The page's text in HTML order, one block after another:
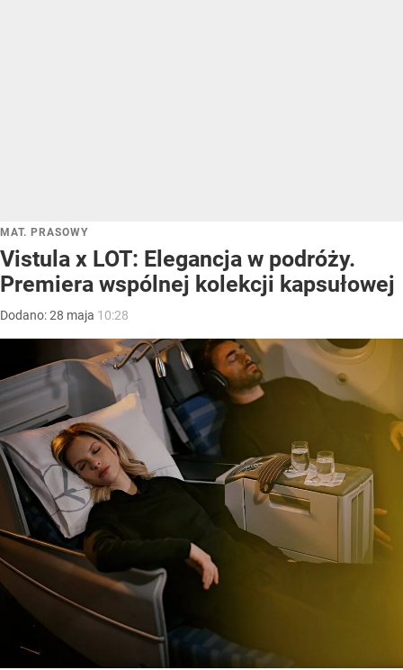
MAT. PRASOWY
Vistula x LOT: Elegancja w podróży.
Premiera wspólnej kolekcji kapsułowej
Dodano:28 maja 10:28